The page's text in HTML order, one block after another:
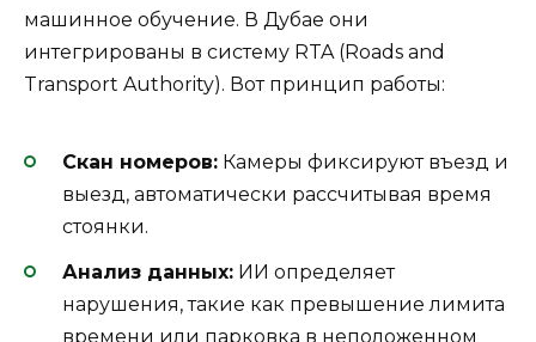
машинное обучение. В Дубае они
интегрированы в систему RTA (Roads and
Transport Authority). Вот принцип работы:
Скан номеров: Камеры фиксируют въезд и
выезд, автоматически рассчитывая время
стоянки.
Анализ данных: ИИ определяет
нарушения, такие как превышение лимита
времени или парковка в неположенном